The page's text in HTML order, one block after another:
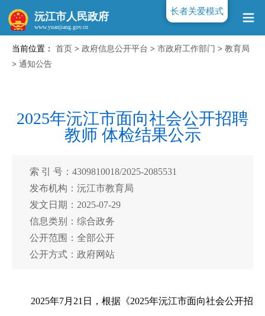
沅江市人民政府
当前位置： 首页 > 政府信息公开平台 > 市政府工作部门 > 教育局
> 通知公告
2025年沅江市面向社会公开招聘
教师 体检结果公示
索 引 号：4309810018/2025-2085531
发布机构：沅江市教育局
发文日期：2025-07-29
信息类别：综合政务
公开范围：全部公开
公开方式：政府网站
2025年7月21日，根据《2025年沅江市面向社会公开招
长者关爱模式